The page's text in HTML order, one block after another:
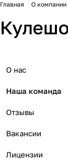
Главная О компании
О нас
Наша команда
Отзывы
Вакансии
Лицензии